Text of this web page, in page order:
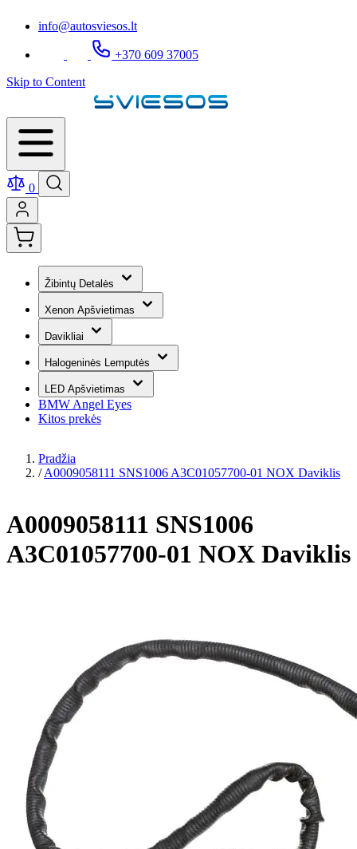
info@autosviesos.lt
+370 609 37005
Skip to Content
0
Žibintų Detalės
Xenon Apšvietimas
Davikliai
Halogeninės Lemputės
LED Apšvietimas
BMW Angel Eyes
Kitos prekės
Pradžia
/ A0009058111 SNS1006 A3C01057700-01 NOX Daviklis
A0009058111 SNS1006
A3C01057700-01 NOX Daviklis